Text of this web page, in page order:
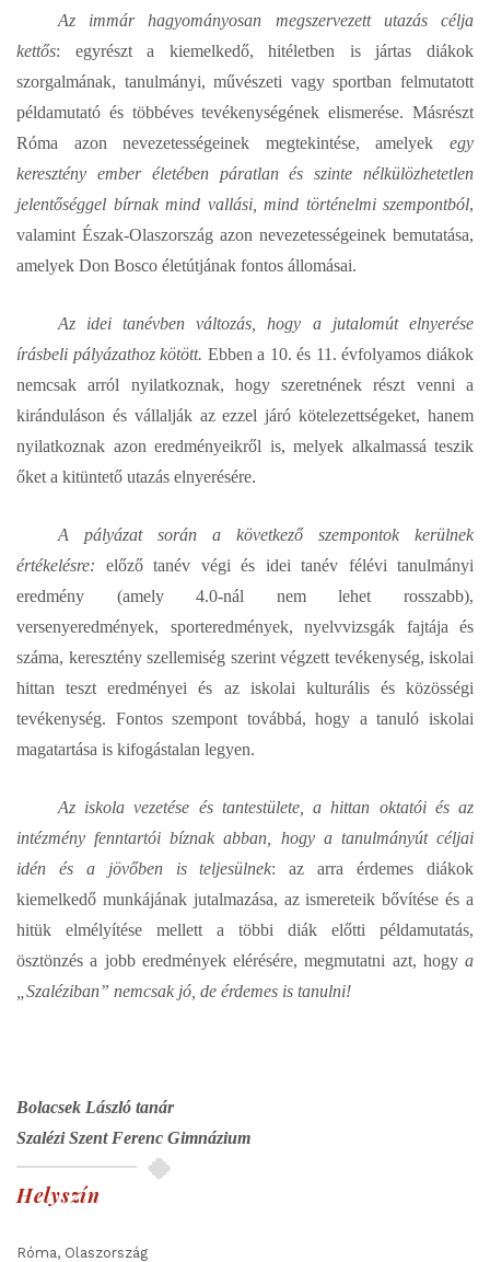
Az immár hagyományosan megszervezett utazás célja
kettős: egyrészt a kiemelkedő, hitéletben is jártas diákok
szorgalmának, tanulmányi, művészeti vagy sportban felmutatott
példamutató és többéves tevékenységének elismerése. Másrészt
Róma azon nevezetességeinek megtekintése, amelyek egy
keresztény ember életében páratlan és szinte nélkülözhetetlen
jelentőséggel bírnak mind vallási, mind történelmi szempontból,
valamint Észak-Olaszország azon nevezetességeinek bemutatása,
amelyek Don Bosco életútjának fontos állomásai.
Az idei tanévben változás, hogy a jutalomút elnyerése
írásbeli pályázathoz kötött. Ebben a 10. és 11. évfolyamos diákok
nemcsak arról nyilatkoznak, hogy szeretnének részt venni a
kiránduláson és vállalják az ezzel járó kötelezettségeket, hanem
nyilatkoznak azon eredményeikről is, melyek alkalmassá teszik
őket a kitüntető utazás elnyerésére.
A pályázat során a következő szempontok kerülnek
értékelésre: előző tanév végi és idei tanév félévi tanulmányi
eredmény (amely 4.0-nál nem lehet rosszabb),
versenyeredmények, sporteredmények, nyelvvizsgák fajtája és
száma, keresztény szellemiség szerint végzett tevékenység, iskolai
hittan teszt eredményei és az iskolai kulturális és közösségi
tevékenység. Fontos szempont továbbá, hogy a tanuló iskolai
magatartása is kifogástalan legyen.
Az iskola vezetése és tantestülete, a hittan oktatói és az
intézmény fenntartói bíznak abban, hogy a tanulmányút céljai
idén és a jövőben is teljesülnek: az arra érdemes diákok
kiemelkedő munkájának jutalmazása, az ismereteik bővítése és a
hitük elmélyítése mellett a többi diák előtti példamutatás,
ösztönzés a jobb eredmények elérésére, megmutatni azt, hogy a
„Szaléziban” nemcsak jó, de érdemes is tanulni!
Bolacsek László tanár
Szalézi Szent Ferenc Gimnázium
Helyszín
Róma, Olaszország